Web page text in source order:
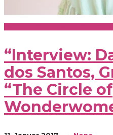
“Interview:
dos Santos,
“The Circle of